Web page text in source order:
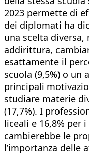
2023 permette di
dei diplomati ha
una scelta diversa,
addirittura,
esattamente il
scuola (9,5%) o
principali
studiare materie
(17,7%). I
liceali e 16,8% per
cambierebbe le
l’importanza delle